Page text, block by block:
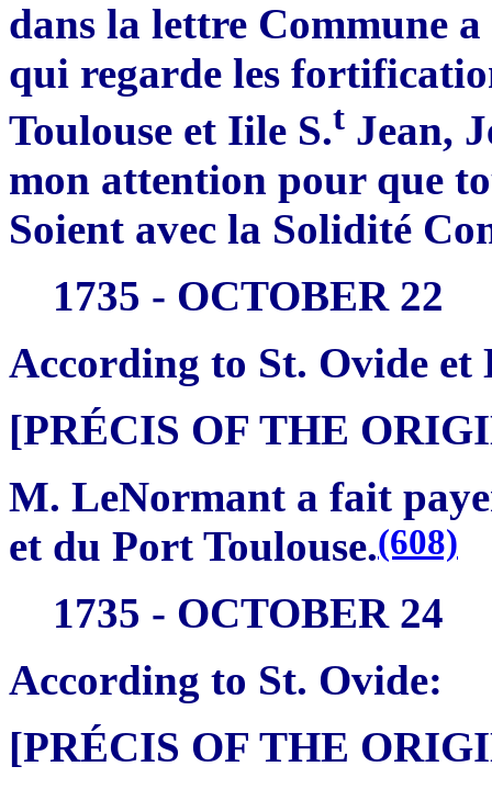
dans la lettre Commune
qui regarde les
Toulouse et Iile S.t Jean,
mon attention pour que
Soient avec la Solidité
1735 - OCTOBER 22
According to St. Ovide
[PRÉCIS OF THE
M. LeNormant a fait
et du Port Toulouse.(608)
1735 - OCTOBER 24
According to St. Ovide:
[PRÉCIS OF THE